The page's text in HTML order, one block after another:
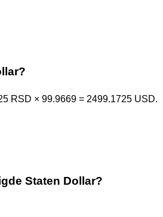
RSD × 99.9669 = 2499.1725 USD.
Staten Dollar?